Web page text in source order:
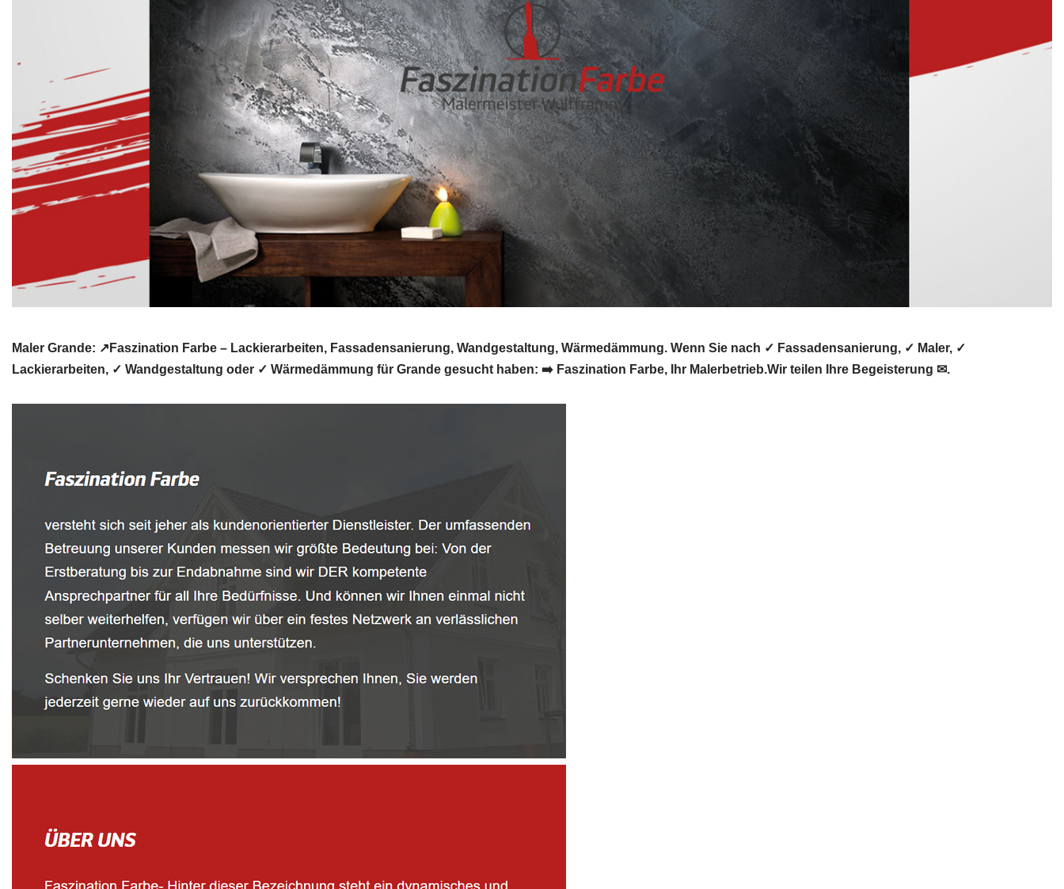
Maler Grande: ↗️Faszination Farbe – Lackierarbeiten, Fassadensanierung, Wandgestaltung, Wärmedämmung. Wenn Sie nach ✓ Fassadensanierung, ✓ Maler, ✓
Lackierarbeiten, ✓ Wandgestaltung oder ✓ Wärmedämmung für Grande gesucht haben: ➡️ Faszination Farbe, Ihr Malerbetrieb.Wir teilen Ihre Begeisterung ✉.